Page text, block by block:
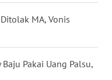
MA, Vonis
Pakai Uang Palsu,